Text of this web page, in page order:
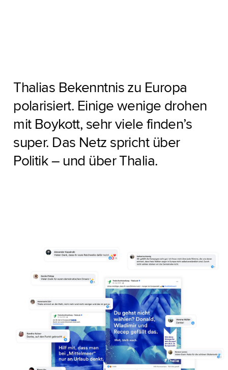
Thalias Bekenntnis zu Europa
polarisiert. Einige wenige drohen
mit Boykott, sehr viele finden’s
super. Das Netz spricht über
Politik – und über Thalia.